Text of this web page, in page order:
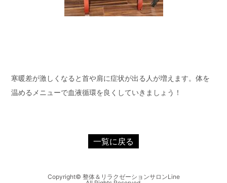
寒暖差が激しくなると首や肩に症状が出る人が増えます。体を
温めるメニューで血液循環を良くしていきましょう！
一覧に戻る
Copyright© 整体＆リラクゼーションサロンLine